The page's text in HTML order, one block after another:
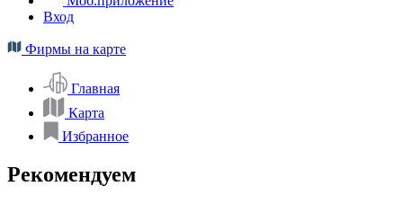
Вход
Фирмы на карте
Главная
Карта
Избранное
Рекомендуем